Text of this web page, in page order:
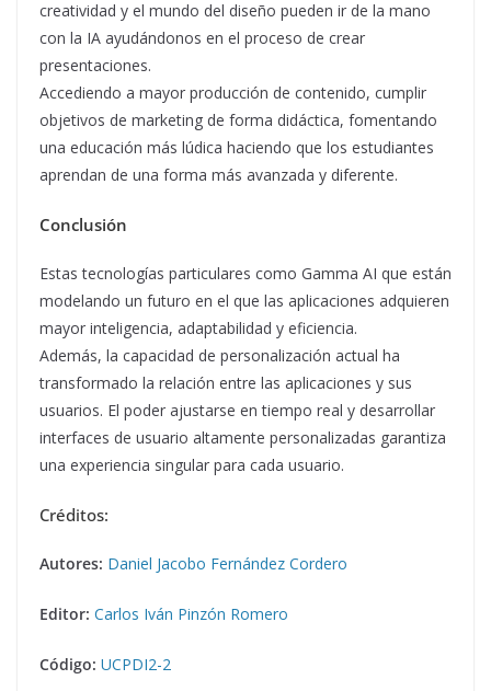
creatividad y el mundo del diseño pueden ir de la mano
con la IA ayudándonos en el proceso de crear
presentaciones.
Accediendo a mayor producción de contenido, cumplir
objetivos de marketing de forma didáctica, fomentando
una educación más lúdica haciendo que los estudiantes
aprendan de una forma más avanzada y diferente.
Conclusión
Estas tecnologías particulares como Gamma AI que están
modelando un futuro en el que las aplicaciones adquieren
mayor inteligencia, adaptabilidad y eficiencia.
Además, la capacidad de personalización actual ha
transformado la relación entre las aplicaciones y sus
usuarios. El poder ajustarse en tiempo real y desarrollar
interfaces de usuario altamente personalizadas garantiza
una experiencia singular para cada usuario.
Créditos:
Autores: Daniel Jacobo Fernández Cordero
Editor: Carlos Iván Pinzón Romero
Código: UCPDI2-2